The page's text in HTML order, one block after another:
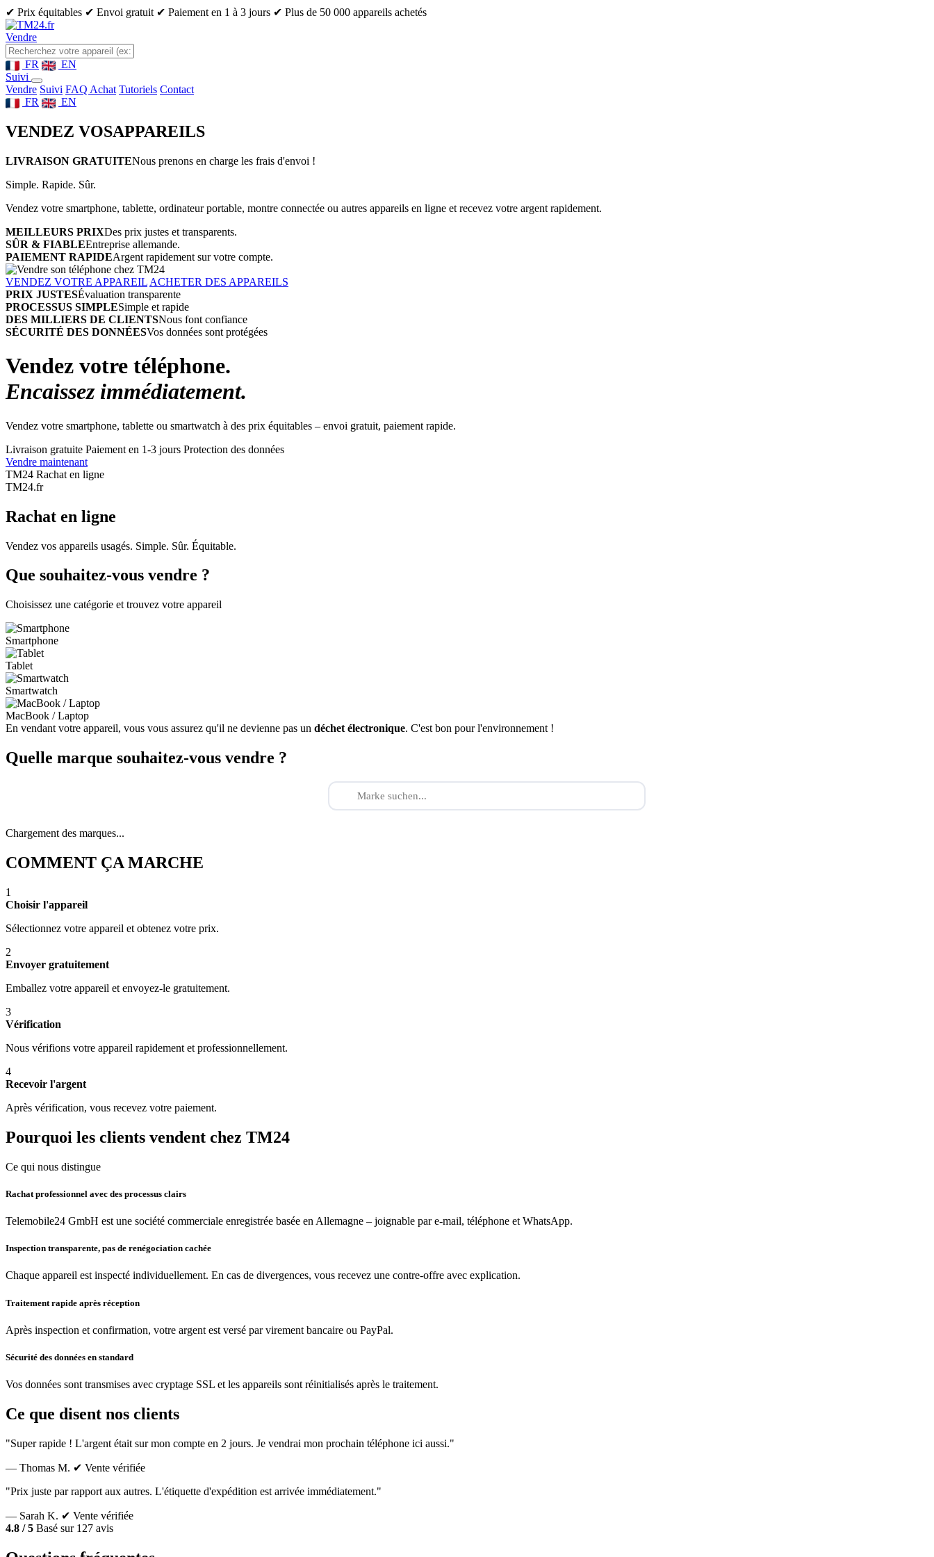
✔ Prix équitables ✔ Envoi gratuit ✔ Paiement en 1 à 3 jours ✔ Plus de 50 000 appareils achetés
Vendre
FR
EN
Suivi
Vendre Suivi FAQ Achat Tutoriels Contact
FR
EN
VENDEZ VOSAPPAREILS
LIVRAISON GRATUITENous prenons en charge les frais d'envoi !
Simple. Rapide. Sûr.
Vendez votre smartphone, tablette, ordinateur portable, montre connectée ou autres appareils en ligne et recevez votre argent rapidement.
MEILLEURS PRIXDes prix justes et transparents.
SÛR & FIABLEEntreprise allemande.
PAIEMENT RAPIDEArgent rapidement sur votre compte.
VENDEZ VOTRE APPAREIL ACHETER DES APPAREILS
PRIX JUSTESÉvaluation transparente
PROCESSUS SIMPLESimple et rapide
DES MILLIERS DE CLIENTSNous font confiance
SÉCURITÉ DES DONNÉESVos données sont protégées
Vendez votre téléphone.
Encaissez immédiatement.
Vendez votre smartphone, tablette ou smartwatch à des prix équitables – envoi gratuit, paiement rapide.
Livraison gratuite Paiement en 1-3 jours Protection des données
Vendre maintenant
TM24 Rachat en ligne
TM24.fr
Rachat en ligne
Vendez vos appareils usagés. Simple. Sûr. Équitable.
Que souhaitez-vous vendre ?
Choisissez une catégorie et trouvez votre appareil
Smartphone
Tablet
Smartwatch
MacBook / Laptop
En vendant votre appareil, vous vous assurez qu'il ne devienne pas un déchet électronique. C'est bon pour l'environnement !
Quelle marque souhaitez-vous vendre ?
Chargement des marques...
COMMENT ÇA MARCHE
1
Choisir l'appareil
Sélectionnez votre appareil et obtenez votre prix.
2
Envoyer gratuitement
Emballez votre appareil et envoyez-le gratuitement.
3
Vérification
Nous vérifions votre appareil rapidement et professionnellement.
4
Recevoir l'argent
Après vérification, vous recevez votre paiement.
Pourquoi les clients vendent chez TM24
Ce qui nous distingue
Rachat professionnel avec des processus clairs
Telemobile24 GmbH est une société commerciale enregistrée basée en Allemagne – joignable par e-mail, téléphone et WhatsApp.
Inspection transparente, pas de renégociation cachée
Chaque appareil est inspecté individuellement. En cas de divergences, vous recevez une contre-offre avec explication.
Traitement rapide après réception
Après inspection et confirmation, votre argent est versé par virement bancaire ou PayPal.
Sécurité des données en standard
Vos données sont transmises avec cryptage SSL et les appareils sont réinitialisés après le traitement.
Ce que disent nos clients
"Super rapide ! L'argent était sur mon compte en 2 jours. Je vendrai mon prochain téléphone ici aussi."
— Thomas M. ✔ Vente vérifiée
"Prix juste par rapport aux autres. L'étiquette d'expédition est arrivée immédiatement."
— Sarah K. ✔ Vente vérifiée
4.8 / 5 Basé sur 127 avis